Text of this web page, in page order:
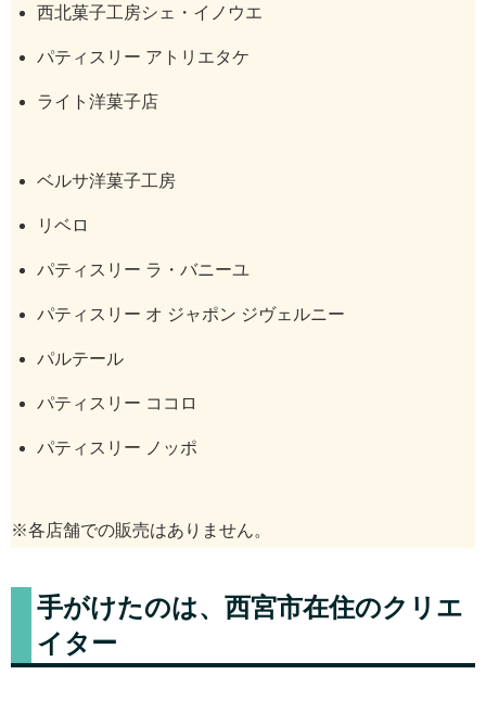
西北菓子工房シェ・イノウエ
パティスリー アトリエタケ
ライト洋菓子店
ベルサ洋菓子工房
リベロ
パティスリー ラ・バニーユ
パティスリー オ ジャポン ジヴェルニー
パルテール
パティスリー ココロ
パティスリー ノッポ
※各店舗での販売はありません。
手がけたのは、西宮市在住のクリエ
イター